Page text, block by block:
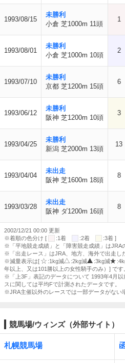
1993/08/15
未勝利
小倉 芝1000m 11頭
1
1993/08/01
未勝利
小倉 芝1000m 10頭
2
1993/07/10
未勝利
京都 芝1200m 15頭
6
1993/06/12
未勝利
阪神 芝1200m 10頭
3
1993/04/25
未勝利
新潟 芝2000m 13頭
13
1993/04/04
未出走
阪神 芝1600m 18頭
8
1993/03/28
未出走
阪神 ダ1200m 16頭
8
2002/12/21 00:00 更新
※着順の色分け [
:1着 :2着
:3着 ]
※「平地競走成績」と「障害競走成績」はJRA
※「出走レース」はJRA、地方、海外で出走し
※減量表示は[
:1kg減 :2kg減 :3kg減
年以上、又は101勝以上の女性騎手のみ）] です
※「上3F」表記のデータについて 1993年4月
スに関しては平均Fで計測されたデータです。
※JRA主催以外のレースでは一部データがない
競馬場/ウィンズ（外部サイト）
札幌競馬場